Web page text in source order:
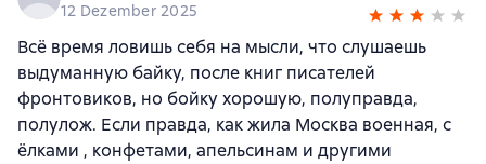
12 Dezember 2025
Всё время ловишь себя на мысли, что слушаешь
выдуманную байку, после книг писателей
фронтовиков, но бойку хорошую, полуправда,
полулож. Если правда, как жила Москва военная, с
ёлками , конфетами, апельсинам и другими